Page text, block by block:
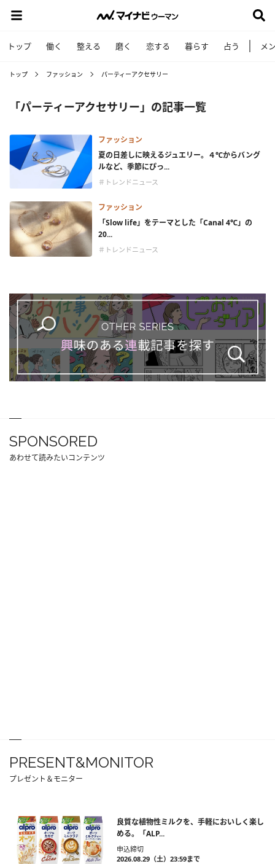
トップ 働く 整える 磨く 恋する 暮らす 占う メ
トップ ファッション パーティーアクセサリー
「パーティーアクセサリー」の記事一覧
ファッション
夏の日差しに映えるジュエリー。４℃からバング
ルなど、季節にぴっ...
＃トレンドニュース
ファッション
「Slow life」をテーマとした「Canal 4℃」の
20...
＃トレンドニュース
SPONSORED
あわせて読みたいコンテンツ
PRESENT&MONITOR
プレゼント＆モニター
良質な植物性ミルクを、手軽においしく楽し
める。「ALP...
申込締切
2026.08.29（土）23:59まで